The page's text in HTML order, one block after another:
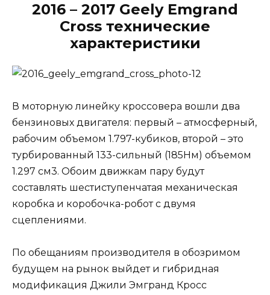
2016 – 2017 Geely Emgrand
Cross технические
характеристики
В моторную линейку кроссовера вошли два
бензиновых двигателя: первый – атмосферный,
рабочим объемом 1.797-кубиков, второй – это
турбированный 133-сильный (185Нм) объемом
1.297 см3. Обоим движкам пару будут
составлять шестиступенчатая механическая
коробка и коробочка-робот с двумя
сцеплениями.
По обещаниям производителя в обозримом
будущем на рынок выйдет и гибридная
модификация Джили Эмгранд Кросс